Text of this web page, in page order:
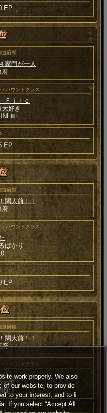
EP
道府県
家門が一人
府
ハウンドクラス
Ｆｉｒｅ
好き
Ⅲ
EP
道府県
関大前！！
府
ハウンドクラス
ばかり
EP
道府県
関大前！！
府
ハウンドクラス
ン
大帝
Ⅰ
work properly. We also
of our website, to provide
to your interest, and to li
If you select “Accept All